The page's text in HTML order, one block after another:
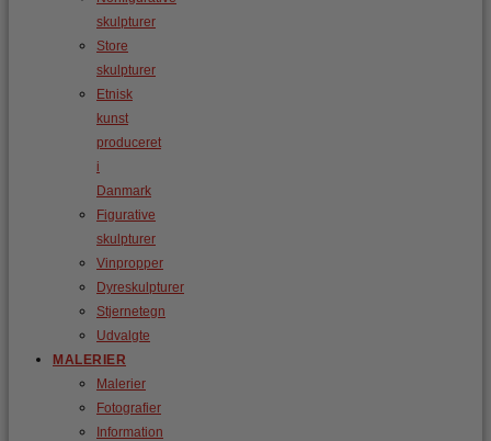
skulpturer
Store
skulpturer
Etnisk
kunst
produceret
i
Danmark
Figurative
skulpturer
Vinpropper
Dyreskulpturer
Stjernetegn
Udvalgte
MALERIER
Malerier
Fotografier
Information